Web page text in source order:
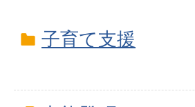
子育て支援